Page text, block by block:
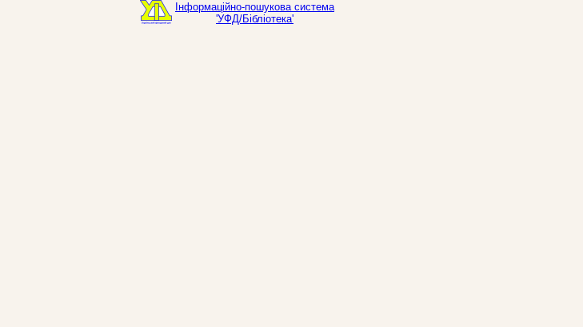
Інформаційно-пошукова система
'УФД/Бібліотека'